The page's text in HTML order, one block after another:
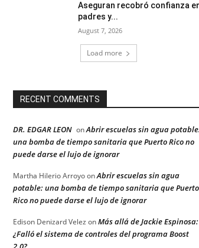
Aseguran recobró confianza
padres y...
August 7, 2026
Load more
RECENT COMMENTS
DR. EDGAR LEON onAbrir escuelas sin agua
una bomba de tiempo sanitaria que Puerto Rico no
puede darse el lujo de ignorar
Martha Hilerio ArroyoonAbrir escuelas sin agua
potable: una bomba de tiempo sanitaria que Puerto
Rico no puede darse el lujo de ignorar
Edison Denizard Velez onMás allá de Jackie Espinosa:
¿Falló el sistema de controles del programa Boost